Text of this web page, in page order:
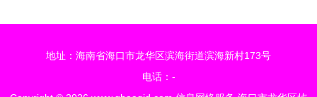
地址：海南省海口市龙华区滨海街道滨海新村173号
电话：-